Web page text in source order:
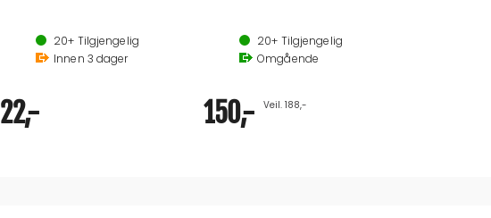
20+ Tilgjengelig
Innen 3 dager
22,-
1021048 passer til årer fra 270 cm til 300 cm
20+ Tilgjengelig
Omgående
150,- Veil. 188,-